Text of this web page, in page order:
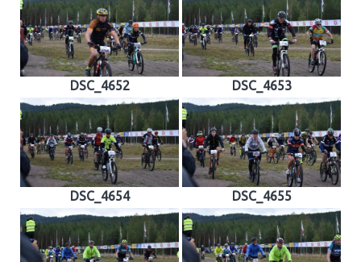
DSC_4652 DSC_4653
DSC_4654 DSC_4655